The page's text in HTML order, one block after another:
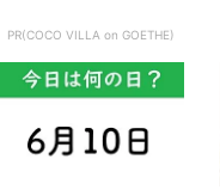
PR(COCO VILLA on GOETHE)